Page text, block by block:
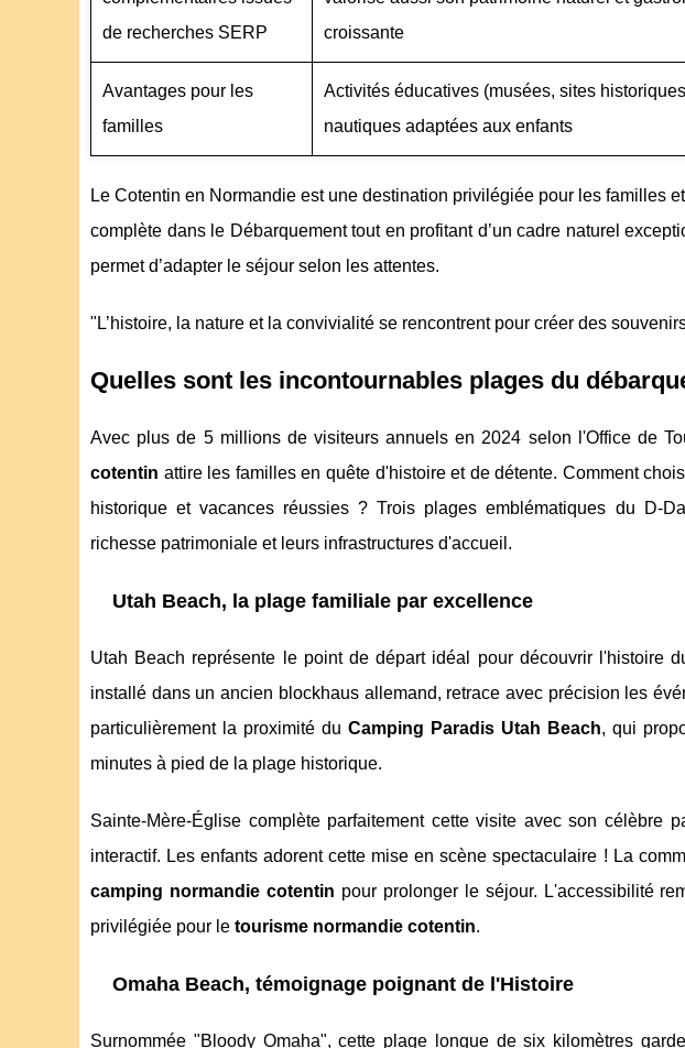
de recherches SERP
croissante
Avantages pour les
familles
Activités éducatives (musées, sites
nautiques adaptées aux enfants
Le Cotentin en Normandie est une destination privilégiée pour les familles
complète dans le Débarquement tout en profitant d’un cadre naturel
permet d’adapter le séjour selon les attentes.
"L’histoire, la nature et la convivialité se rencontrent pour créer des
Quelles sont les incontournables plages du
Avec plus de 5 millions de visiteurs annuels en 2024 selon l'Office de
cotentin attire les familles en quête d'histoire et de détente. Comment
historique et vacances réussies ? Trois plages emblématiques du D-
richesse patrimoniale et leurs infrastructures d'accueil.
Utah Beach, la plage familiale par excellence
Utah Beach représente le point de départ idéal pour découvrir l'histoire
installé dans un ancien blockhaus allemand, retrace avec précision les
particulièrement la proximité du Camping Paradis Utah Beach, qui
minutes à pied de la plage historique.
Sainte-Mère-Église complète parfaitement cette visite avec son célèbre
interactif. Les enfants adorent cette mise en scène spectaculaire ! La
camping normandie cotentin pour prolonger le séjour. L'accessibilité
privilégiée pour le tourisme normandie cotentin.
Omaha Beach, témoignage poignant de l'Histoire
Surnommée "Bloody Omaha", cette plage longue de six kilomètres